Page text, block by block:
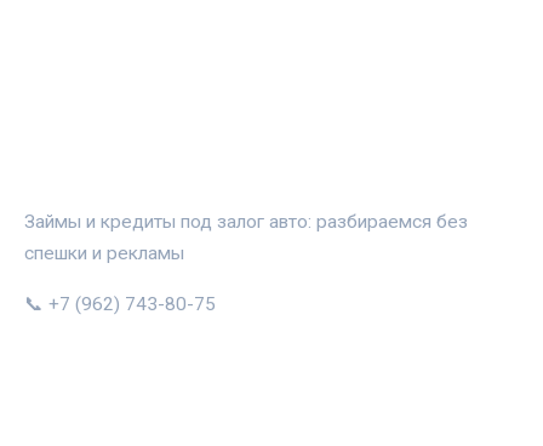
Займы и кредиты под залог авто: разбираемся без
спешки и рекламы
📞 +7 (962) 743-80-75